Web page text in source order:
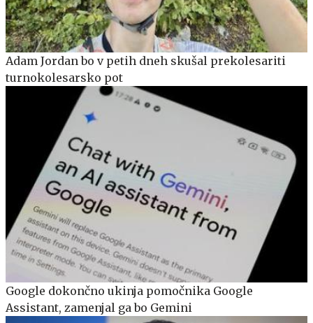
Adam Jordan bo v petih dneh skušal prekolesariti
turnokolesarsko pot
Google dokončno ukinja pomočnika Google
Assistant, zamenjal ga bo Gemini